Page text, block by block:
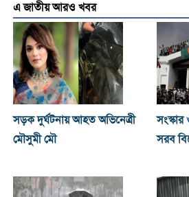
এ জাতীয় আরও খবর
সড়ক দুর্ঘটনায় আহত অভিনেত্রী
মৌসুমী মৌ
সরব